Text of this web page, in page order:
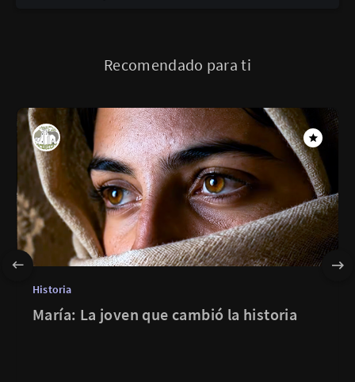
Recomendado para ti
Historia
María: La joven que cambió la historia